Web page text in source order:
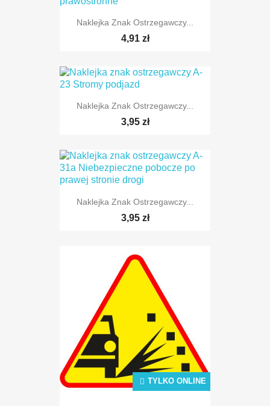
TYLKO ONLINE
Naklejka Znak Ostrzegawczy...
4,91 zł
TYLKO ONLINE
Naklejka Znak Ostrzegawczy...
3,95 zł
TYLKO ONLINE
Naklejka Znak Ostrzegawczy...
3,95 zł
TYLKO ONLINE
TYLKO ONLINE